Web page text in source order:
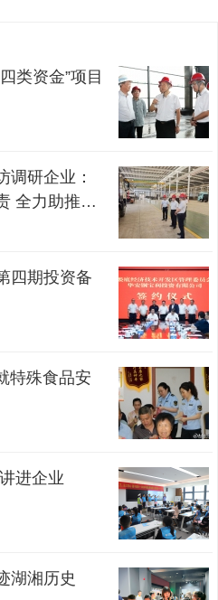
类资金”项目
调研企业：
全力助推经
四期投资备
特殊食品安
进企业
湖湘历史